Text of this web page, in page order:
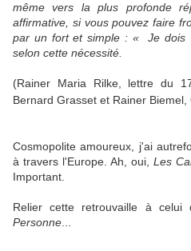
même vers la plus profonde
affirmative, si vous pouvez faire
par un fort et simple : « Je dois
selon cette nécessité.
(Rainer Maria Rilke, lettre du
Bernard Grasset et Rainer Biemel,
Cosmopolite amoureux, j'ai
à travers l'Europe. Ah, oui, Les
Important.
Relier cette retrouvaille à celui
Personne